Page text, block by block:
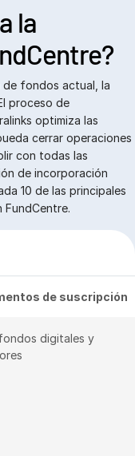
la
fondos actual, la
proceso de
optimiza las
cerrar operaciones
con todas las
de incorporación
10 de las principales
de suscripción
digitales y